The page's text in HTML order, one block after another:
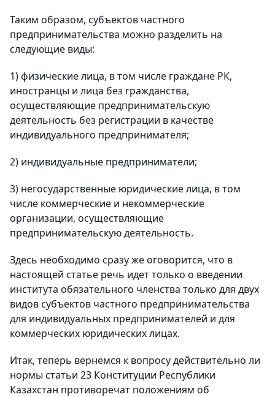
Таким образом, субъектов частного
предпринимательства можно разделить на
следующие виды:
1) физические лица, в том числе граждане РК,
иностранцы и лица без гражданства,
осуществляющие предпринимательскую
деятельность без регистрации в качестве
индивидуального предпринимателя;
2) индивидуальные предприниматели;
3) негосударственные юридические лица, в том
числе коммерческие и некоммерческие
организации, осуществляющие
предпринимательскую деятельность.
Здесь необходимо сразу же оговорится, что в
настоящей статье речь идет только о введении
института обязательного членства только для двух
видов субъектов частного предпринимательства
для индивидуальных предпринимателей и для
коммерческих юридических лицах.
Итак, теперь вернемся к вопросу действительно ли
нормы статьи 23 Конституции Республики
Казахстан противоречат положениям об